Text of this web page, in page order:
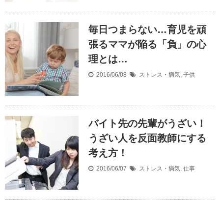
毎日つまらない…育児を頑
張るママが陥る「負」の心
理とは…
2016/06/08 ストレス・病気 子供
バイト先の先輩がうざい！
うざい人を反面教師にする
考え方！
2016/06/07 ストレス・病気 仕事